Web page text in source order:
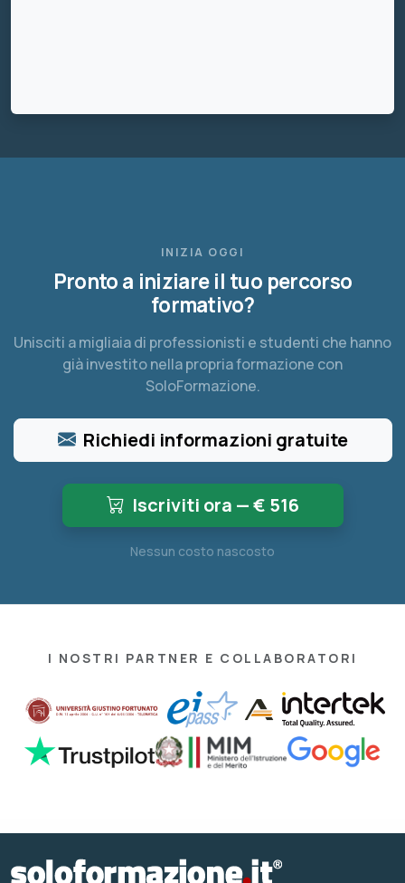
INIZIA OGGI
Pronto a iniziare il tuo percorso
formativo?
Unisciti a migliaia di professionisti e studenti che hanno
già investito nella propria formazione con
SoloFormazione.
Richiedi informazioni gratuite
Iscriviti ora — € 516
Nessun costo nascosto
I NOSTRI PARTNER E COLLABORATORI